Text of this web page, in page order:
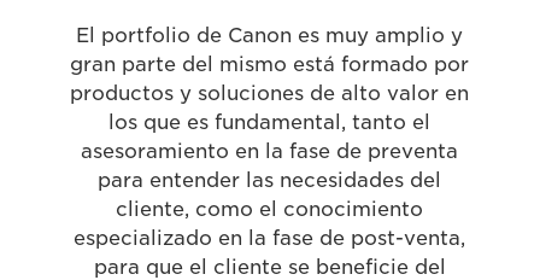
El portfolio de Canon es muy amplio y
gran parte del mismo está formado por
productos y soluciones de alto valor en
los que es fundamental, tanto el
asesoramiento en la fase de preventa
para entender las necesidades del
cliente, como el conocimiento
especializado en la fase de post-venta,
para que el cliente se beneficie del